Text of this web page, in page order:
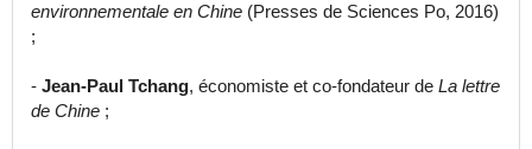
environnementale en Chine (Presses de Sciences Po, 2016)
;
- Jean-Paul Tchang, économiste et co-fondateur de La lettre
de Chine ;